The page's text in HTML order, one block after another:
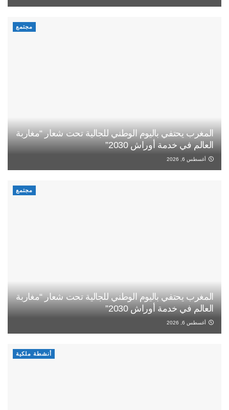
مجتمع
المغرب يحتفي باليوم الوطني للجالية تحت شعار “مغاربة
العالم في خدمة أوراش 2030”
أغسطس 6, 2026
مجتمع
المغرب يحتفي باليوم الوطني للجالية تحت شعار “مغاربة
العالم في خدمة أوراش 2030”
أغسطس 6, 2026
أنشطة ملكية